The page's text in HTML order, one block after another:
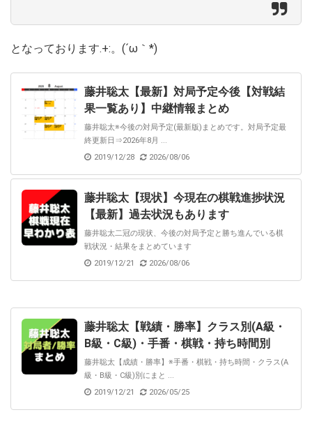
となっております.+:。(´ω｀*)
藤井聡太【最新】対局予定今後【対戦結
果一覧あり】中継情報まとめ
藤井聡太※今後の対局予定(最新版)まとめです。対局予定最
終更新日⇒2026年8月 ...
2019/12/28
2026/08/06
藤井聡太【現状】今現在の棋戦進捗状況
【最新】過去状況もあります
藤井聡太二冠の現状、今後の対局予定と勝ち進んでいる棋
戦状況・結果をまとめています
2019/12/21
2026/08/06
藤井聡太【戦績・勝率】クラス別(A級・
B級・C級)・手番・棋戦・持ち時間別
藤井聡太【成績・勝率】※手番・棋戦・持ち時間・クラス(A
級・B級・C級)別にまと ...
2019/12/21
2026/05/25